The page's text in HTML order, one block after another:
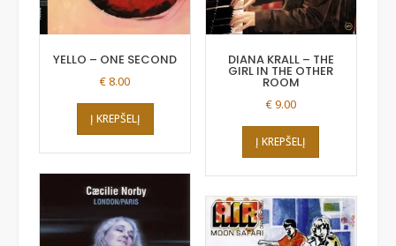
YELLO – ONE SECOND
€ 8.00
Į KREPŠELĮ
DIANA KRALL – THE
GIRL IN THE OTHER
ROOM
€9.00
Į KREPŠELĮ